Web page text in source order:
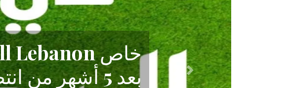
حكاية نجاح
الدرجة الأولى
Previous